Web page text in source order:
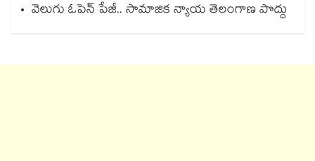
వెలుగు ఓపెన్ పేజీ.. సామాజిక న్యాయ తెలంగాణ పొద్దు